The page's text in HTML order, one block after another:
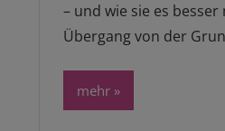
– und wie sie es
Übergang von der
mehr